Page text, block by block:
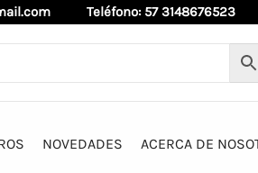
Teléfono: 57 3148676523
NOVEDADES ACERCA DE